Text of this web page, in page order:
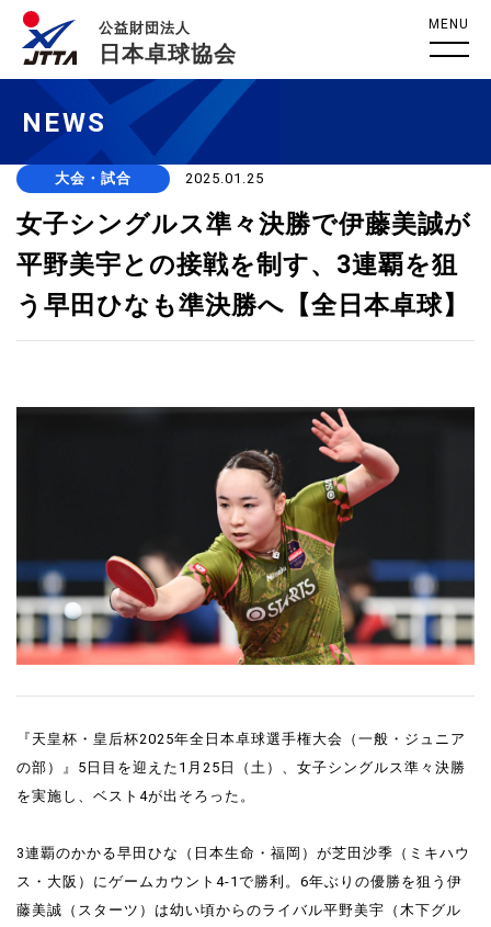
公益財団法人
日本卓球協会
MENU
NEWS
大会・試合 2025.01.25
女子シングルス準々決勝で伊藤美誠が
平野美宇との接戦を制す、3連覇を狙
う早田ひなも準決勝へ【全日本卓球】
『天皇杯・皇后杯2025年全日本卓球選手権大会（一般・ジュニア
の部）』5日目を迎えた1月25日（土）、女子シングルス準々決勝
を実施し、ベスト4が出そろった。
3連覇のかかる早田ひな（日本生命・福岡）が芝田沙季（ミキハウ
ス・大阪）にゲームカウント4-1で勝利。6年ぶりの優勝を狙う伊
藤美誠（スターツ）は幼い頃からのライバル平野美宇（木下グル